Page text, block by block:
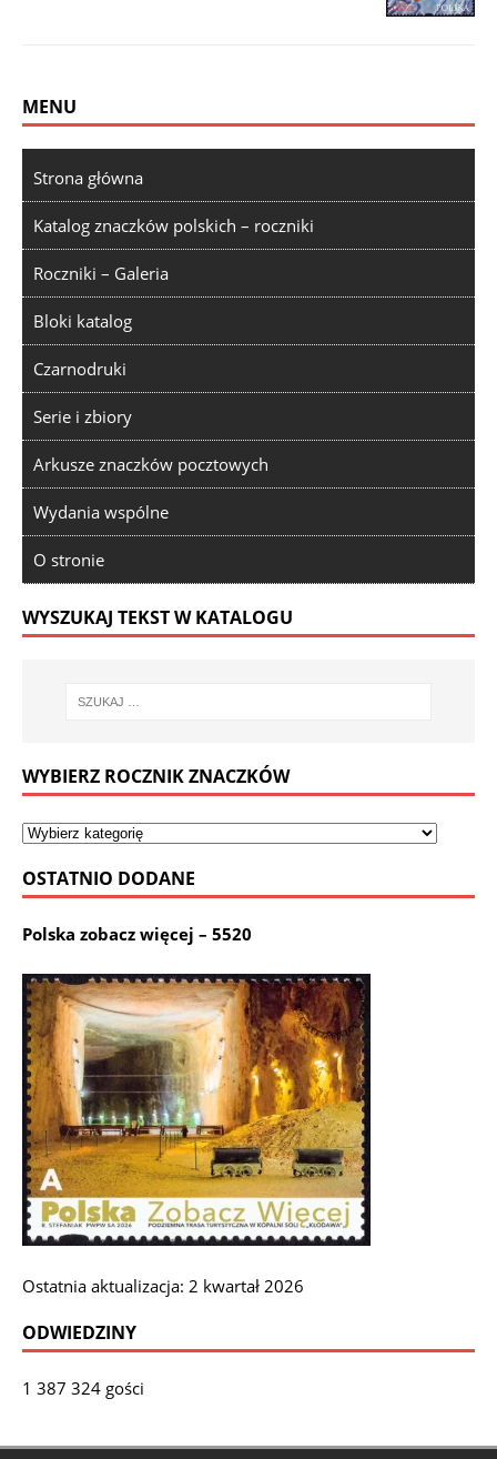
MENU
Strona główna
Katalog znaczków polskich – roczniki
Roczniki – Galeria
Bloki katalog
Czarnodruki
Serie i zbiory
Arkusze znaczków pocztowych
Wydania wspólne
O stronie
WYSZUKAJ TEKST W KATALOGU
WYBIERZ ROCZNIK ZNACZKÓW
OSTATNIO DODANE
Polska zobacz więcej – 5520
Ostatnia aktualizacja: 2 kwartał 2026
ODWIEDZINY
1 387 324 gości